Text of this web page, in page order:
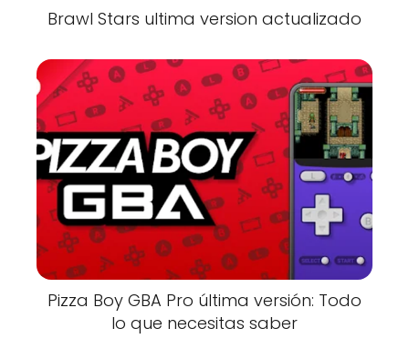
Brawl Stars ultima version actualizado
Pizza Boy GBA Pro última versión: Todo
lo que necesitas saber